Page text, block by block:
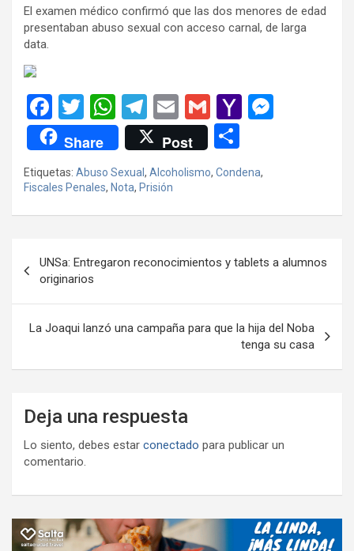
El examen médico confirmó que las dos menores de edad
presentaban abuso sexual con acceso carnal, de larga
data.
F
a
ce
b
o
k
T
wi
tt
er
W
h
at
s
A
p
T
el
e
gr
a
E
m
ail
G
m
ail
Y
o
o
ail
g
Share Post
o
m
p
tir
Etiquetas: Abuso Sexual , Alcoholismo, Condena,
Fiscales Penales, Nota, Prisión
de
entradas
UNSa: Entregaron reconocimientos y tablets a alumnos
originarios
La Joaqui lanzó una campaña para que la hija del Noba
tenga su casa
Deja una respuesta
Lo siento, debes estar conectado para publicar un
comentario.